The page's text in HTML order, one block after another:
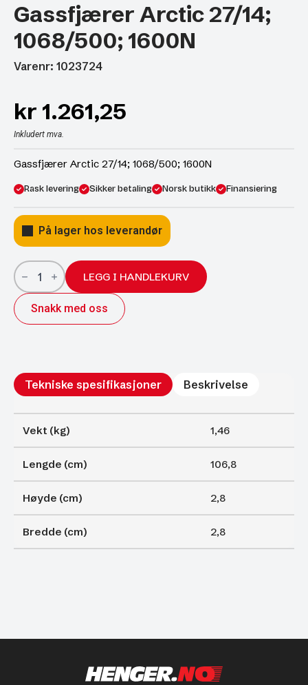
Gassfjærer Arctic 27/14;
1068/500; 1600N
Varenr: 1023724
kr 1.261,25
Inkludert mva.
Gassfjærer Arctic 27/14; 1068/500; 1600N
Rask levering Sikker betaling Norsk butikk Finansiering
På lager hos leverandør
Gassfjærer
Arctic
27/14;
1068/500;
1600N
antall
LEGG I HANDLEKURV
Snakk med oss
Tekniske spesifikasjoner Beskrivelse
Vekt (kg) 1,46
Lengde (cm) 106,8
Høyde (cm) 2,8
Bredde (cm) 2,8